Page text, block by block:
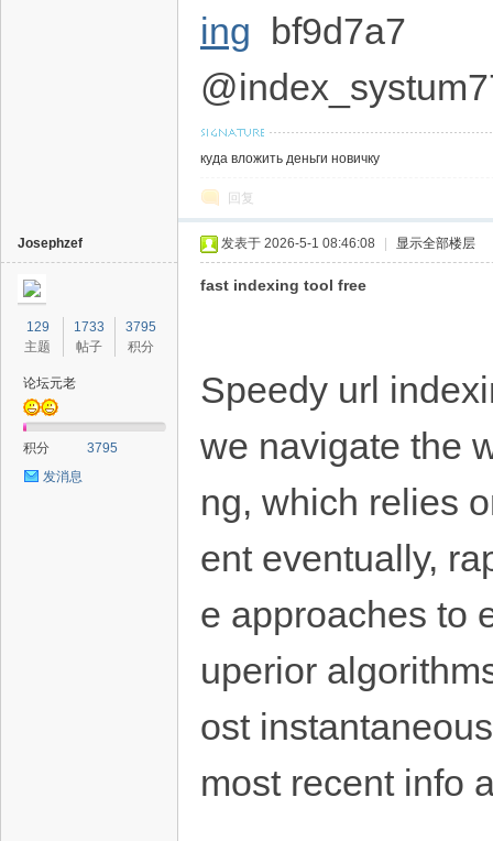
ing bf9d7a7
куда вложить деньги новичку
回复
Josephzef
129
主题
1733
帖子
3795
积分
论坛元老
积分
3795
发消息
发表于 2026-5-1 08:46:08 显示全部楼层
fast indexing tool free
Speedy url
we navigate the
ng, which relies
ent eventually,
e approaches to
uperior
ost
most recent info